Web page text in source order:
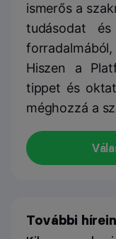
ismerős a
tudásodat
Hiszen a
tippet és
méghozzá a
További